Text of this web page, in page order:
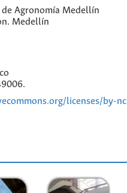
de Agronomía Medellín
Medellín
licenses/by-